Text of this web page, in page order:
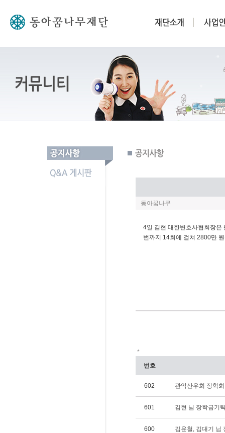
동아꿈나무
4일 김현 대한변호사협회장은
번까지 14회에 걸쳐 2800만
*
번호
602 관악산우회 장학
601 김현 님 장학금기
600 김윤철, 김대기 님